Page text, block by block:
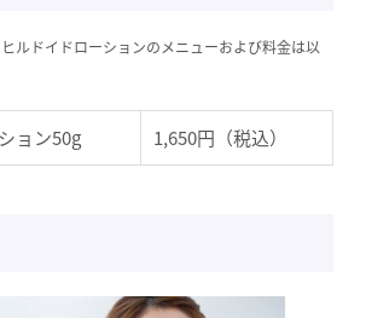
ルドイドローションのメニューおよび料金は以
ョン50g 1,650円（税込）